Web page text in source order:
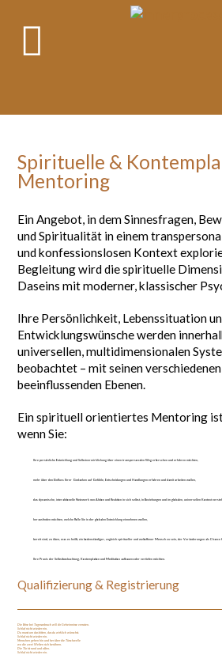
Spirituelle &
Mentoring
Ein Angebot, in dem Sinnesfragen,
und Spiritualität in einem
und konfessionslosen Kontext
Begleitung wird die spirituelle
Daseins mit moderner, klassischer
Ihre Persönlichkeit, Lebenssituation
Entwicklungswünsche werden
universellen, multidimensionalen
beobachtet – mit seinen
beeinflussenden Ebenen.
Ein spirituell orientiertes Mentoring ist
wenn Sie:
Ihre persönliche Entwicklung und Selbstverwirklichung über einen transpersonalen Weg erforschen und erfahren möchten,
mehr über den Einfluss Ihrer Gedanken auf Gefühle, Entscheidungen und Handlungen erfahren und damit arbeiten wollen,
das dynamische, interaktionelle Netzwerk von Aktion und Reaktion in sich selbst, in Beziehungen und im globalen, universellen Kontext
herausfinden möchten, welche Rolle Sie in der globalen Entwicklung einnehmen wollen,
bereit sind, zu üben, was es heißt, ein bodenständiger, zugleich spiritueller und weltoffener Mensch zu sein, der Veränderungen als Chance
Ihre Praxis der Selbstbeobachtung, Kontemplation und Meditation aufbauen oder vertiefen möchten.
Qualifizierung & Registrierung
Die Brise bei Tagesanbruch will dir Geheimnisse verraten.
Schlaf nicht wieder ein.
Du musst um das bitten, das du wirklich wünschst.
Schlaf nicht wieder ein.
Menschen gehen hin und her über die Türschwelle
wo die zwei Welten sich berühren.
Die Tür ist rund und offen.
Schlaf nicht wieder ein.